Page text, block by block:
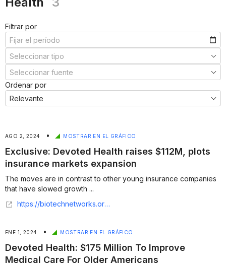
Filtrar por
Ordenar por
AGO 2, 2024 • MOSTRAR EN EL GRÁFICO
Exclusive: Devoted Health raises $112M, plots
insurance markets expansion
The moves are in contrast to other young insurance companies
that have slowed growth ...
https://biotechnetworks.org/2024/08/02/exclusive-devoted-health-raises-112m-plots-insurance-markets-expansion/
ENE 1, 2024 • MOSTRAR EN EL GRÁFICO
Devoted Health: $175 Million To Improve
Medical Care For Older Americans